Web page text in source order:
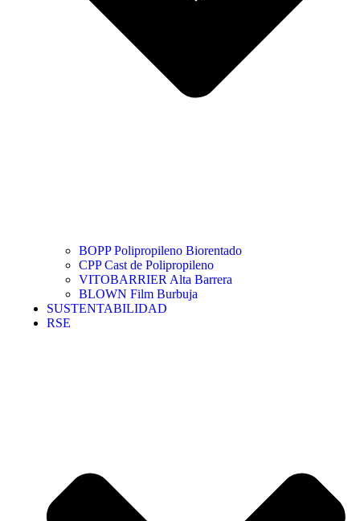
BOPP Polipropileno Biorentado
CPP Cast de Polipropileno
VITOBARRIER Alta Barrera
BLOWN Film Burbuja
SUSTENTABILIDAD
RSE